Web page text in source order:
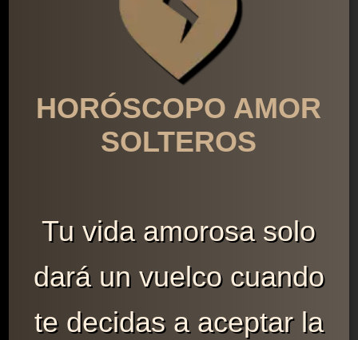
HORÓSCOPO AMOR
SOLTEROS
Tu vida amorosa solo
dará un vuelco cuando
te decidas a aceptar la